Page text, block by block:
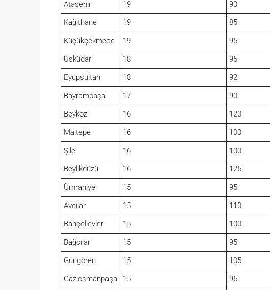
Ataşehir
19 90
Kağıthane
19 85
Küçükçekmece
19 95
Üsküdar
18 95
Eyüpsultan
18 92
Bayrampaşa
17 90
Beykoz
16 120
Maltepe
16 100
Şile
16 100
Beylikdüzü
16 125
Ümraniye
15 95
Avcılar
15 110
Bahçelievler
15 100
Bağcılar
15 95
Güngören
15 105
Gaziosmanpaşa
15 95